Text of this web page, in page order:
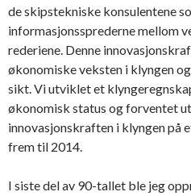
de skipstekniske konsulentene
informasjonssprederne mellom
rederiene. Denne
økonomiske veksten i klyngen
sikt. Vi utviklet et
økonomisk status og forventet
innovasjonskraften i klyngen på
frem til 2014.
I siste del av 90-tallet ble jeg